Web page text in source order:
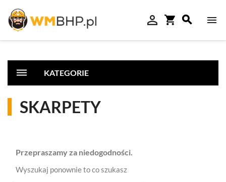

shopping_cart
 
dehaze KATEGORIE
SKARPETY
Przepraszamy za niedogodności.
Wyszukaj ponownie to co szukasz
